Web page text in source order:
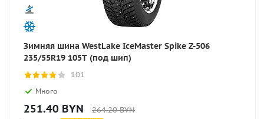
Зимняя шина WestLake IceMaster Spike Z-506
235/55R19 105T (под шип)
101
Много
251.40 BYN 264.20BYN